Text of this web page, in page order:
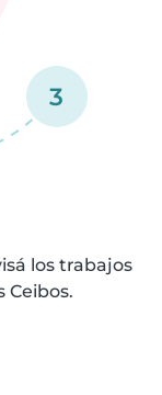
3
los trabajos
Ceibos.